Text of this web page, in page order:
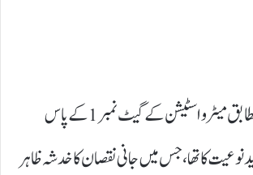
میڈیا رپورٹ کے مطابق میٹرو اسٹیشن کے گیٹ نمبر1 کے پاس
نوعیت کا تھا، جس میں جانی نقصان کا خدشہ ظاہر